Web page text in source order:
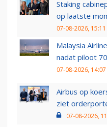
Staking
op laatste
07-08-2026, 15:11
Malaysia
nadat piloot
07-08-2026, 14:07
Airbus op
ziet
07-08-2026,